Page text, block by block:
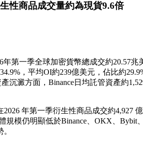
性商品成交量約為現貨9.6倍
第一季全球加密貨幣總成交約20.57
，平均OI約239億美元，佔比約
沉澱方面，Binance日均託管資產約
年第一季衍生性商品成交約4,927
模仍明顯低於Binance、OKX、